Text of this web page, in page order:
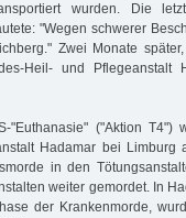
wurden. Die
"Wegen schwerer
Zwei Monate
Heil- und Pflegeanstalt
"Euthanasie" ("Aktion T4")
Hadamar bei Limburg
in den
weiter gemordet. In
der Krankenmorde,